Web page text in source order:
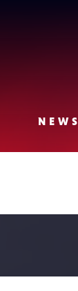
NEWS